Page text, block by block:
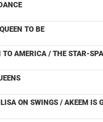
TO BE
AMERICA / THE STAR-
ON SWINGS / AKEEM IS